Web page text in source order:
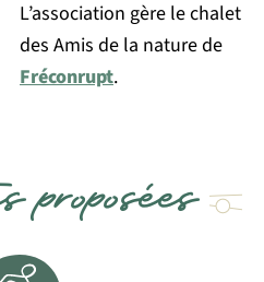
L’association gère le chalet
des Amis de la nature de
Fréconrupt.